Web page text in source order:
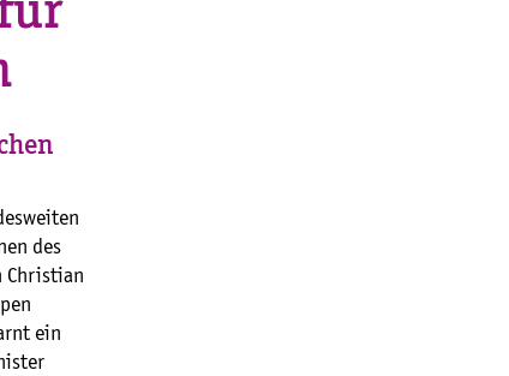
des
Christian
ein